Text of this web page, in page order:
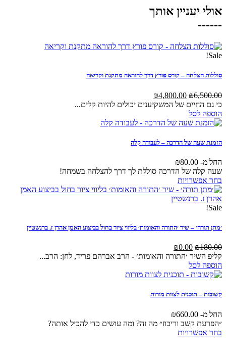
אותך
– קורס פורץ דרך להוראה מתקנת וקריאה
המחיר
המקורי
היה:
₪6,500.00.
₪4,800.00 המחיר
הנוכחי
הוא:
₪4,800.00.
של המשקיענים יכולים להיות קלים...
הדרכה – לעבודה קלה
₪
הדרכה סוללת לך דרך להצלחה בשמחה!
למוצר
זה
יש
מספר
ניתן
את
האפשרויות
בעמוד
המוצר
׳התורה והאומות׳ בליווי ציור בחול בביצוע האמן אהרן ז. ברנשטיין
₪המחיר
הנוכחי
הוא:
₪0.00.
׳התורה והאומות׳ - הרב אברהם פריד, לחן: הרב...
לצוות מורות
₪
וריכוז״ מה זה? ומה עושים כדי להכיל אותה?
למוצר